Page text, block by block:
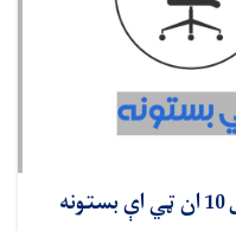
د کور او ښار جوړولو وزارت خپل 10 ان ټي اې بستونه